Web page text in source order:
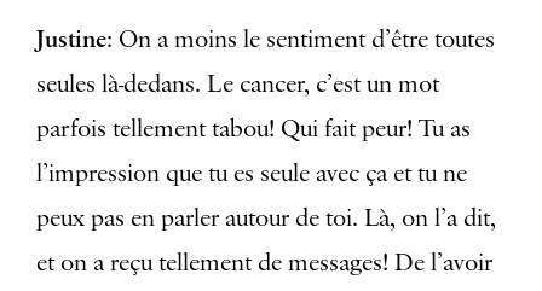
Justine: On a moins le sentiment d’être toutes
seules là-dedans. Le cancer, c’est un mot
parfois tellement tabou! Qui fait peur! Tu as
l’impression que tu es seule avec ça et tu ne
peux pas en parler autour de toi. Là, on l’a dit,
et on a reçu tellement de messages! De l’avoir